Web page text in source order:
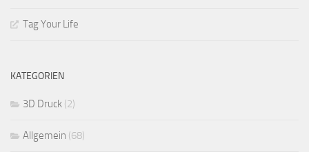
Tag Your Life
KATEGORIEN
3D Druck (2)
Allgemein (68)